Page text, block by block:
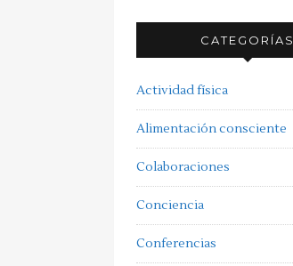
CATEGORÍAS
Actividad física
Alimentación consciente
Colaboraciones
Conciencia
Conferencias